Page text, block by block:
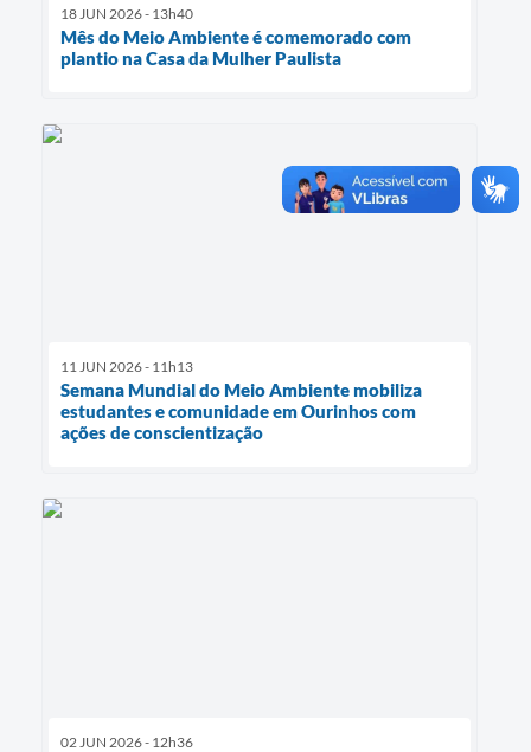
18 JUN 2026 - 13h40
Mês do Meio Ambiente é comemorado com
plantio na Casa da Mulher Paulista
11 JUN 2026 - 11h13
Semana Mundial do Meio Ambiente mobiliza
estudantes e comunidade em Ourinhos com
ações de conscientização
02 JUN 2026 - 12h36